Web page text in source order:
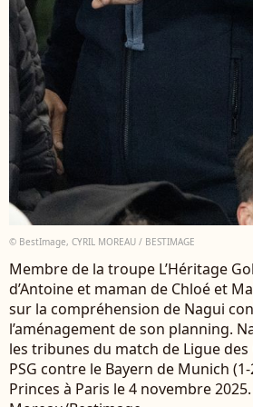
© BestImage, CYRIL MOREAU / BESTIMAGE
Membre de la troupe L’Héritage
d’Antoine et maman de Chloé et
sur la compréhension de Nagui
l’aménagement de son planning.
les tribunes du match de Ligue
PSG contre le Bayern de Munich
Princes à Paris le 4 novembre